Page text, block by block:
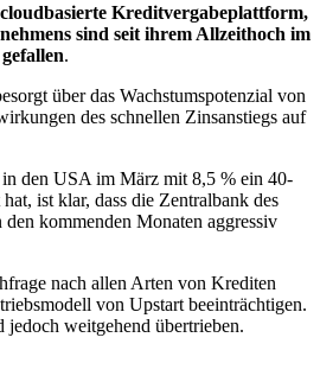
Kreditvergabeplattform,
sind seit ihrem Allzeithoch im
.
über das Wachstumspotenzial von
des schnellen Zinsanstiegs auf
den USA im März mit 8,5 % ein 40-
ist klar, dass die Zentralbank des
kommenden Monaten aggressiv
nach allen Arten von Krediten
von Upstart beeinträchtigen.
jedoch weitgehend übertrieben.